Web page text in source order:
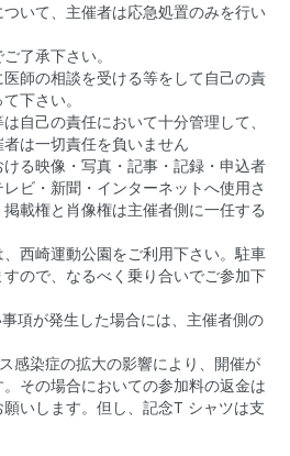
いて、主催者は応急処置のみを行い
了承下さい。
師の相談を受ける等をして自己の責
下さい。
自己の責任において十分管理して、
は一切責任を負いません
る映像・写真・記事・記録・申込者
ビ・新聞・インターネットへ使用さ
載権と肖像権は主催者側に一任する
西崎運動公園をご利用下さい。駐車
ので、なるべく乗り合いでご参加下
項が発生した場合には、主催者側の
染症の拡大の影響により、開催が
その場合においての参加料の返金は
いします。但し、記念T シャツは支